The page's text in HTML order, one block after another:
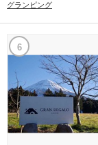
グランピング
6